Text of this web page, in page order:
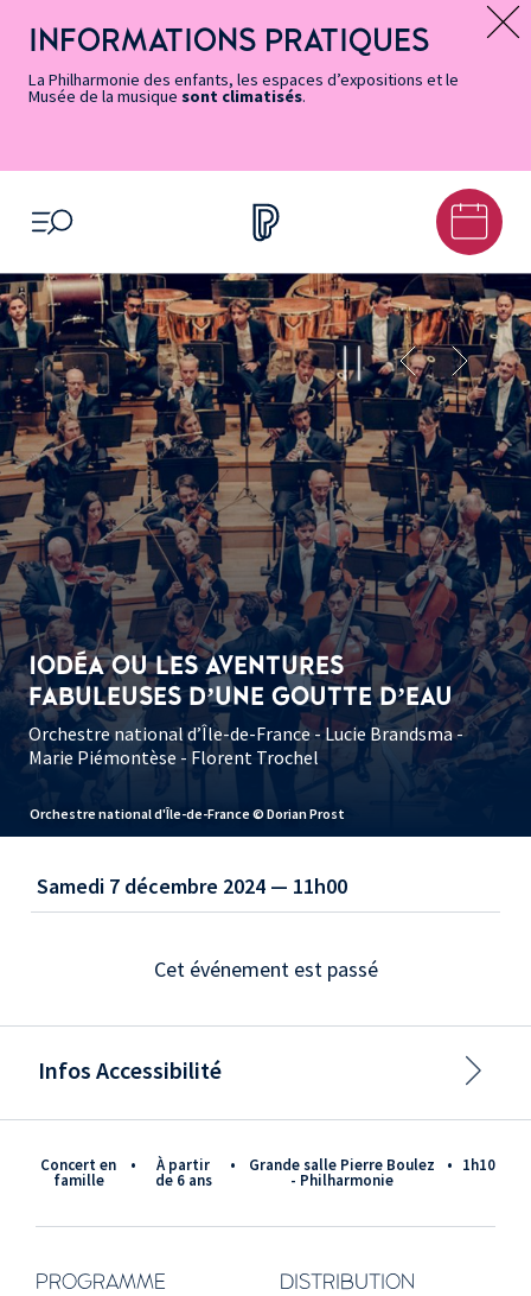
page
Accessibilité
accès
rapides
principal
contenu
principal
page
Message d’information
INFORMATIONS PRATIQUES
La Philharmonie des enfants, les espaces d’expositions et le
Musée de la musique sont climatisés.
OUVRIR LE MENU
Orchestre national d'Île-de-France © Dorian Prost
IODÉA OU LES AVENTURES
FABULEUSES D’UNE GOUTTE D’EAU
Orchestre national d’Île-de-France - Lucie Brandsma -
Marie Piémontèse - Florent Trochel
Concert en
famille
• à partir
de 6 ans
• Grande salle Pierre Boulez
- Philharmonie
• 1h10
PROGRAMME DISTRIBUTION
Samedi 7 décembre 2024 — 11h00
Cet événement est passé
Infos Accessibilité